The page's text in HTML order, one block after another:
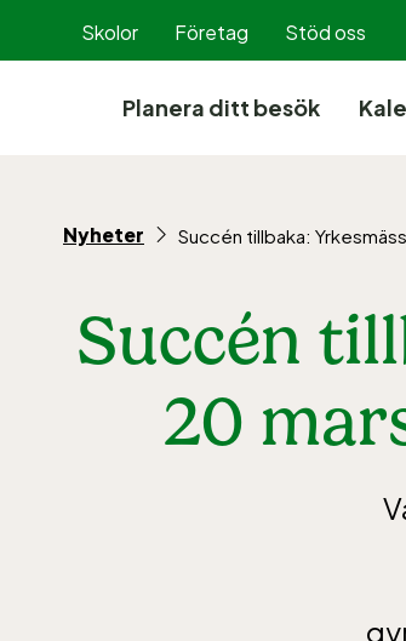
innehållet
Planera ditt besök
Skolor Företag Stöd oss
Nyheter Succén tillbaka:
Succén
20